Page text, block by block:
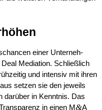
einer Unter­neh­
Media­ti­on. Schließ­lich
und inten­siv mit ihren
setzen sie den jeweils
darüber in Kennt­nis. Das
in einen M&A